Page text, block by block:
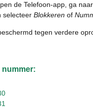
de Telefoon-app, ga naar
selecteer Blokkeren of
tegen verdere
nummer: